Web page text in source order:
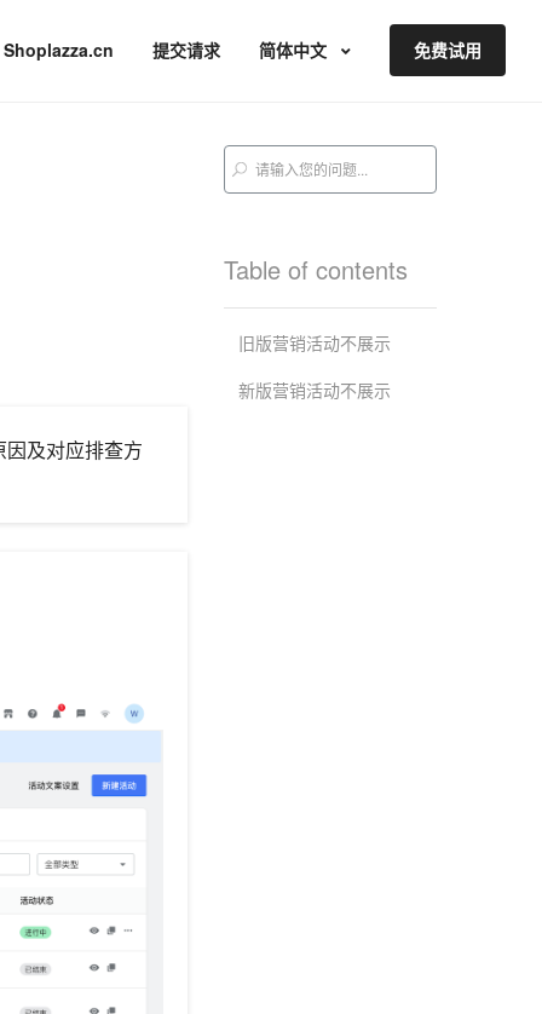
Shoplazza.cn 提交请求 简体中文 免费试用
及对应排查方
Table of contents
旧版营销活动不展示
新版营销活动不展示